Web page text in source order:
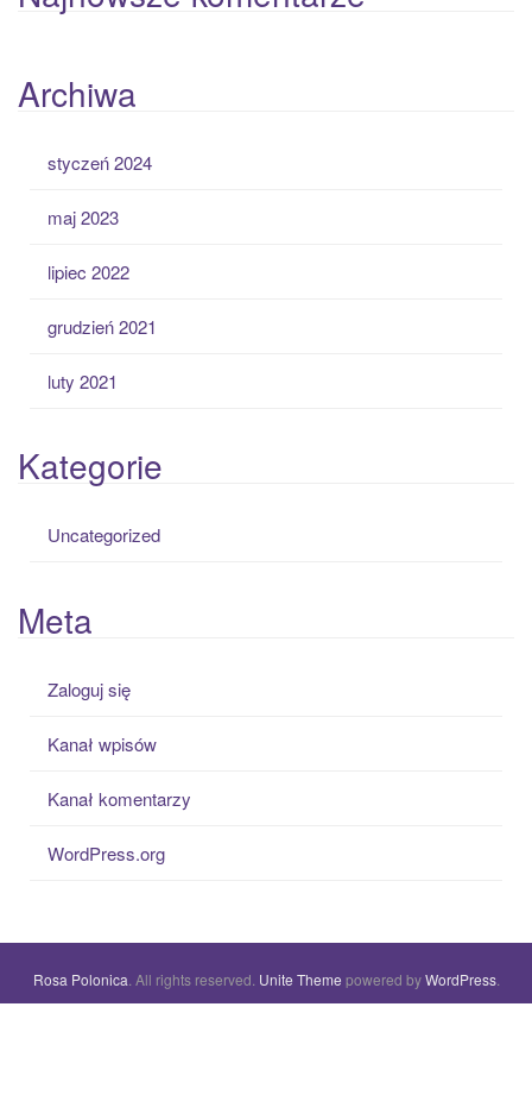
Archiwa
styczeń 2024
maj 2023
lipiec 2022
grudzień 2021
luty 2021
Kategorie
Uncategorized
Meta
Zaloguj się
Kanał wpisów
Kanał komentarzy
WordPress.org
Rosa Polonica . All rights reserved. Unite Theme powered byWordPress.